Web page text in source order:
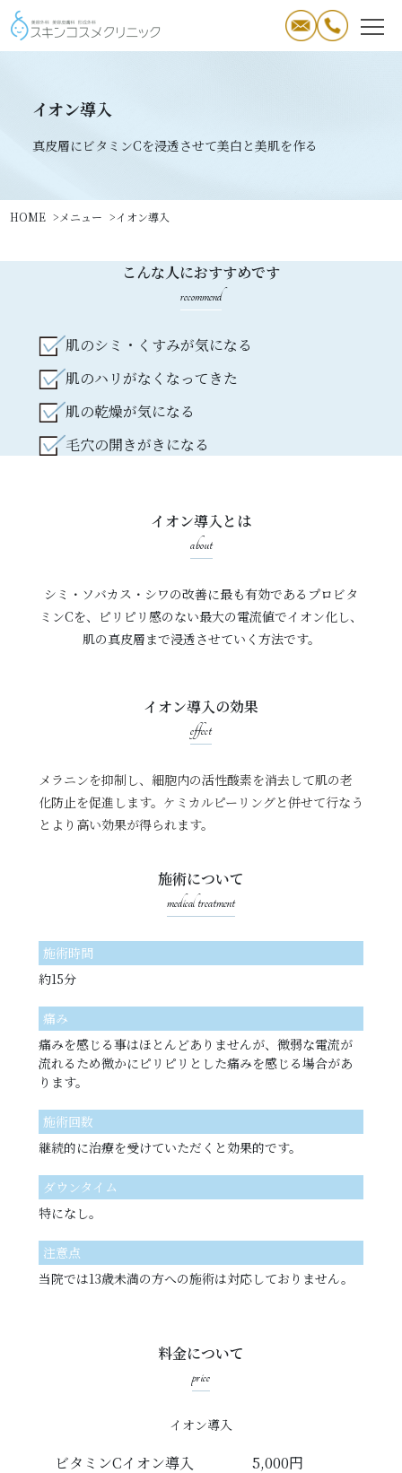
イオン導入
真皮層にビタミンCを浸透させて美白と美肌を作る
HOME メニュー イオン導入
こんな人におすすめです
recommend
肌のシミ・くすみが気になる
肌のハリがなくなってきた
肌の乾燥が気になる
毛穴の開きがきになる
イオン導入とは
about
シミ・ソバカス・シワの改善に最も有効であるプロビタ
ミンCを、ピリピリ感のない最大の電流値でイオン化し、
肌の真皮層まで浸透させていく方法です。
イオン導入の効果
effect
メラニンを抑制し、細胞内の活性酸素を消去して肌の老
化防止を促進します。ケミカルピーリングと併せて行なう
とより高い効果が得られます。
施術について
medical treatment
施術時間
約15分
痛み
痛みを感じる事はほとんどありませんが、微弱な電流が
流れるため微かにピリピリとした痛みを感じる場合があ
ります。
施術回数
継続的に治療を受けていただくと効果的です。
ダウンタイム
特になし。
注意点
当院では13歳未満の方への施術は対応しておりません。
料金について
price
イオン導入
ビタミンCイオン導入
5,000円